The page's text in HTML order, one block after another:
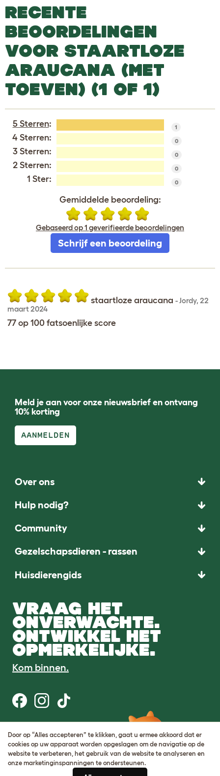
RECENTE
BEOORDELINGEN
VOOR STAARTLOZE
ARAUCANA (MET
TOEVEN) (1 OF 1)
5 Sterren: 1
4 Sterren: 0
3 Sterren: 0
2 Sterren: 0
1 Ster: 0
Gemiddelde beoordeling:
Gebaseerd op 1 geverifieerde beoordelingen
Schrijf een beoordeling
staartloze araucana -Jordy, 22
maart 2024
77 op 100 fatsoenlijke score
Meld je aan voor onze nieuwsbrief en ontvang
10% korting
AANMELDEN
Over ons
Hulp nodig?
Community
Gezelschapsdieren - rassen
Huisdierengids
VRAAG HET
ONVERWACHTE.
ONTWIKKEL HET
OPMERKELIJKE.
Kom binnen.
Gebruiksvoorwaarden
Cookie & privacybeleid
Cookie Settings
Sitemap
Door op “Alles accepteren” te klikken, gaat u ermee akkoord dat er
cookies op uw apparaat worden opgeslagen om de navigatie op de
website te verbeteren, het gebruik van de website te analyseren en
onze marketinginspanningen te ondersteunen.